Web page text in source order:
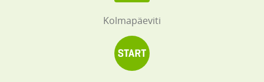
Kolmapäeviti